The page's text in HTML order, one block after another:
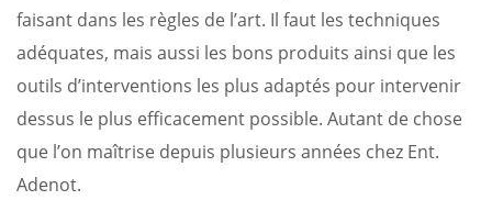
faisant dans les règles de l’art. Il faut les techniques
adéquates, mais aussi les bons produits ainsi que les
outils d’interventions les plus adaptés pour intervenir
dessus le plus efficacement possible. Autant de chose
que l’on maîtrise depuis plusieurs années chez Ent.
Adenot.